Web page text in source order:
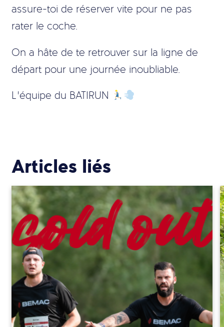
assure-toi de réserver vite pour ne pas
rater le coche.
On a hâte de te retrouver sur la ligne de
départ pour une journée inoubliable.
L’équipe du BATIRUN
Articles liés